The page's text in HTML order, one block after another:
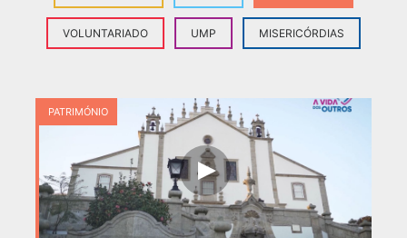
VOLUNTARIADO UMP MISERICÓRDIAS
PATRIMÓNIO